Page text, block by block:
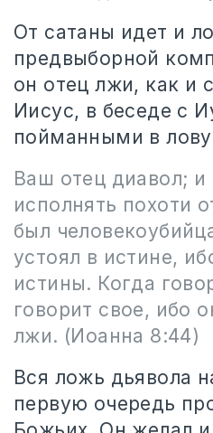
От сатаны идет и
предвыборной
он отец лжи, как и
Иисус, в беседе с
пойманными в
Ваш отец диавол; и
исполнять похоти
был
устоял в истине,
истины. Когда
говорит свое, ибо
лжи. (Иоанна 8:44)
Вся ложь дьявола
первую очередь